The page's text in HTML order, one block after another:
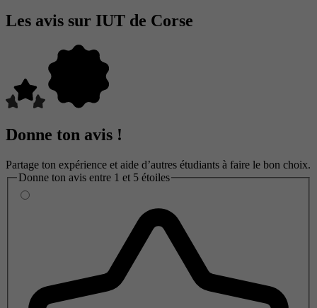
Les avis sur IUT de Corse
Donne ton avis !
Partage ton expérience et aide d’autres étudiants à faire le bon choix.
Donne ton avis entre 1 et 5 étoiles